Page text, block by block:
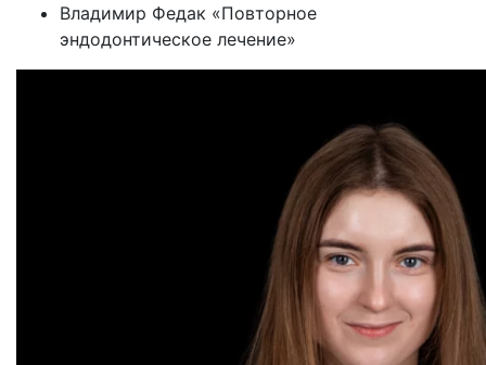
Владимир Федак «Повторное
эндодонтическое лечение»